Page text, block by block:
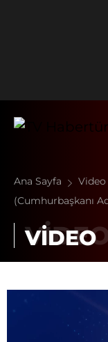
Ana Sayfa Video
(Cumhurbaşkanı